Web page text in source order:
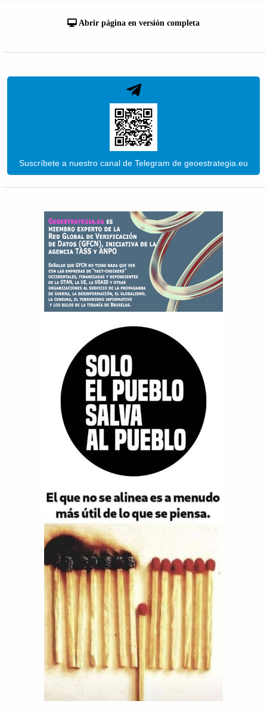
Abrir página en versión completa
Suscríbete a nuestro canal de Telegram de geoestrategia.eu